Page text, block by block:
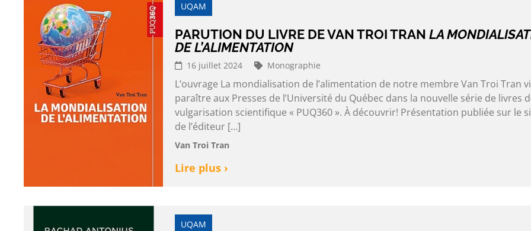
UQAM
PARUTION DU LIVRE DE VAN TROI TRAN LA
DE L’ALIMENTATION
16 juillet 2024 Monographie
L’ouvrage La mondialisation de l’alimentation de notre membre Van Troi Tran
paraître aux Presses de l’Université du Québec dans la nouvelle série de livres
vulgarisation scientifique « PUQ360 ». À découvrir! Présentation publiée sur le
de l’éditeur […]
Van Troi Tran
Lire plus ›
UQAM